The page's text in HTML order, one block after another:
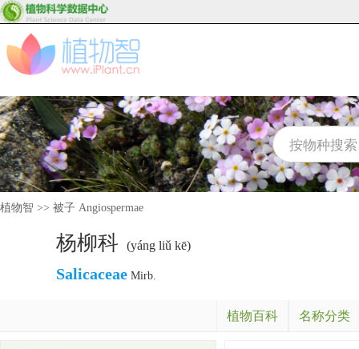
植物智 >> 被子 Angiospermae
杨柳科 (yáng liǔ kē)
Salicaceae Mirb.
植物百科 名称分类